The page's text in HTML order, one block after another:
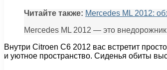
Читайте также: Mercedes ML 2012:
Mercedes ML 2012 — это
Внутри Citroen C6 2012 вас встретит
и уютное пространство. Сиденья обиты